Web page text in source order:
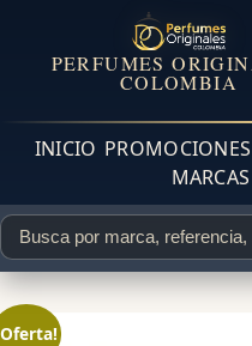
PERFUMES
COLOMBIA
INICIO PROMOCIONES
MARCAS